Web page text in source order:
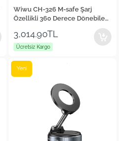
Wiwu CH-326 M-safe Şarj
Özellikli 360 Derece Dönebilen
Vakumlu Araç Telefon Tutucu
15W
3,014.90TL
Ücretsiz Kargo
Yeni